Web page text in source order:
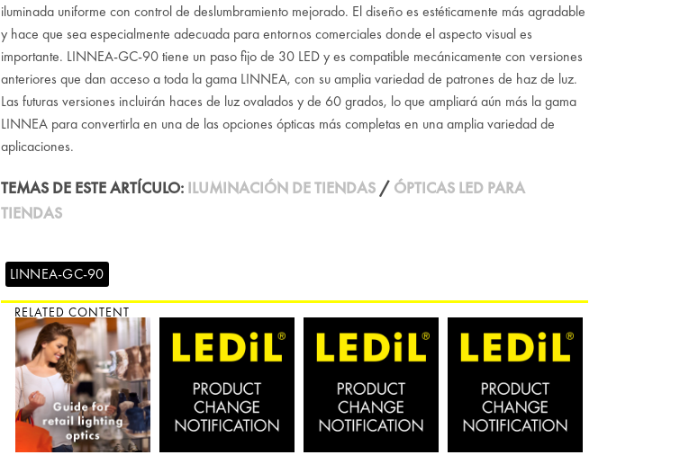
iluminada uniforme con control de deslumbramiento mejorado. El diseño es estéticamente más agradable
y hace que sea especialmente adecuada para entornos comerciales donde el aspecto visual es
importante. LINNEA-GC-90 tiene un paso fijo de 30 LED y es compatible mecánicamente con versiones
anteriores que dan acceso a toda la gama LINNEA, con su amplia variedad de patrones de haz de luz.
Las futuras versiones incluirán haces de luz ovalados y de 60 grados, lo que ampliará aún más la gama
LINNEA para convertirla en una de las opciones ópticas más completas en una amplia variedad de
aplicaciones.
TEMAS DE ESTE ARTÍCULO: ILUMINACIÓN DE TIENDAS/ ÓPTICAS LED PARA
TIENDAS
LINNEA-GC-90
RELATED CONTENT